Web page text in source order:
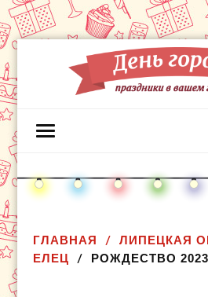
ГЛАВНАЯ
ЛИПЕЦКАЯ
ЕЛЕЦ
РОЖДЕСТВО 2023